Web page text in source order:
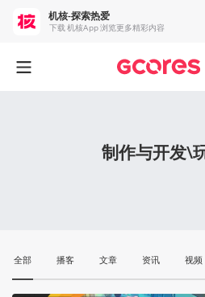
制作与开发\
全部 播客 文章 资讯 视频
机核-探索热爱
下载 机核App 浏览更多精彩内容